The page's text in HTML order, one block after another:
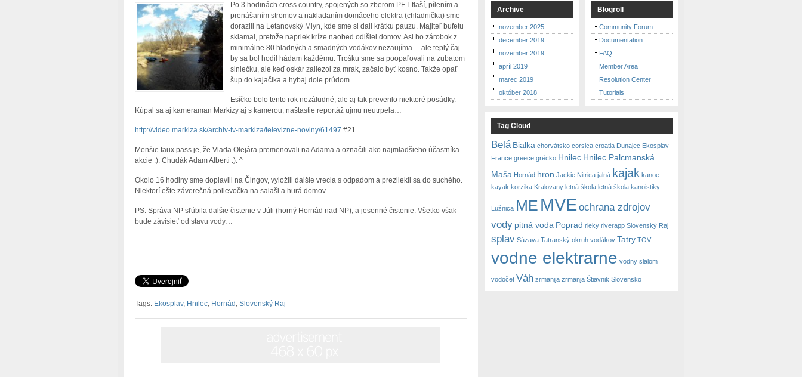
Po 3 hodinách cross country, spojených so zberom PET flaší, pílením a
prenášaním stromov a nakladaním domáceho elektra (chladnička) sme
dorazili na Letanovský Mlyn, kde sme si dali krátku pauzu. Majiteľ bufetu
sklamal, pretože napriek kríze naobed odišiel domov. Asi ho zárobok z
minimálne 80 hladných a smädných vodákov nezaujíma… ale teplý čaj
by sa bol hodil hádam každému. Trošku sme sa poopaľovali na zubatom
slniečku, ale keď oskár zaliezol za mrak, začalo byť kosno. Takže opať
šup do kajačika a hybaj dole prúdom…
Esíčko bolo tento rok nezáludné, ale aj tak preverilo niektoré posádky.
Kúpal sa aj kameraman Markízy aj s kamerou, naštastie reportáž ujmu neutrpela…
http://video.markiza.sk/archiv-tv-markiza/televizne-noviny/61497 #21
Menšie faux pass je, že Vlada Olejára premenovali na Adama a označili ako najmladšieho účastníka
akcie :). Chudák Adam Alberti :). ^
Okolo 16 hodiny sme doplavili na Čingov, vyložili dalšie vrecia s odpadom a prezliekli sa do suchého.
Niektorí ešte záverečná polievočka na salaši a hurá domov…
PS: Správa NP sľúbila dalšie čistenie v Júli (horný Hornád nad NP), a jesenné čistenie. Všetko však
bude závisieť od stavu vody…
Tags: Ekosplav, Hnilec, Hornád , Slovenský Raj
Archive
november 2025
december 2019
november 2019
apríl 2019
marec 2019
október 2018
Blogroll
Community Forum
Documentation
FAQ
Member Area
Resolution Center
Tutorials
Tag Cloud
Belá Bialka chorvátsko corsica croatia Dunajec Ekosplav
France greece grécko Hnilec Hnilec Palcmanská
Maša Hornád hron Jackie Nitrica jalná kajak kanoe
kayak korzika Kralovany letná škola letná škola kanoistiky
Lužnica ME MVE ochrana zdrojov
vody pitná voda Poprad rieky riverapp Slovenský Raj
splav Sázava Tatranský okruh vodákov Tatry TOV
vodne elektrarne vodny slalom
vodočet Váh zrmanija zrmanja Štiavnik Slovensko